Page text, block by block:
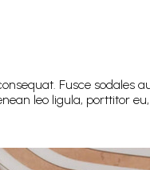
Fusce sodales
leo ligula, porttitor